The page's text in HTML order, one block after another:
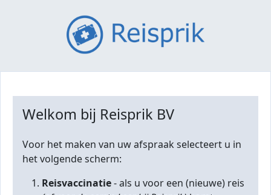
Welkom bij Reisprik BV
Voor het maken van uw afspraak selecteert u in
het volgende scherm:
Reisvaccinatie- als u voor een (nieuwe) reis